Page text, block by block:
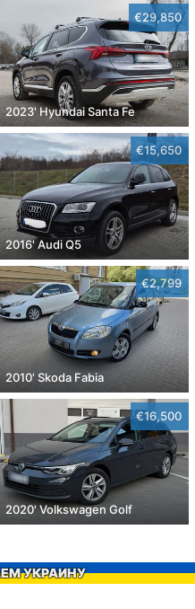
€29,850
2023' Hyundai Santa Fe
€15,650
2016' Audi Q5
€2,799
2010' Skoda Fabia
€16,500
2020' Volkswagen Golf
УКРАИНУ